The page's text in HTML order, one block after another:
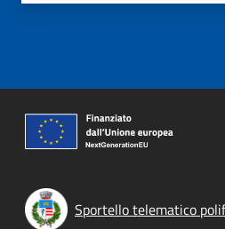
Sportello telematico